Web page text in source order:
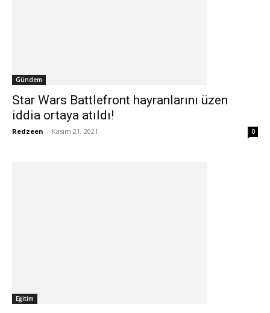
Gündem
Star Wars Battlefront hayranlarını üzen
iddia ortaya atıldı!
Redzeen - Kasım 21, 2021 0
Eğitim